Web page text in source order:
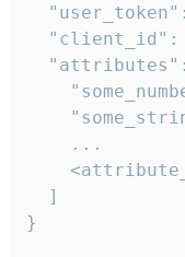
"client_id":
    ...
  ]
}